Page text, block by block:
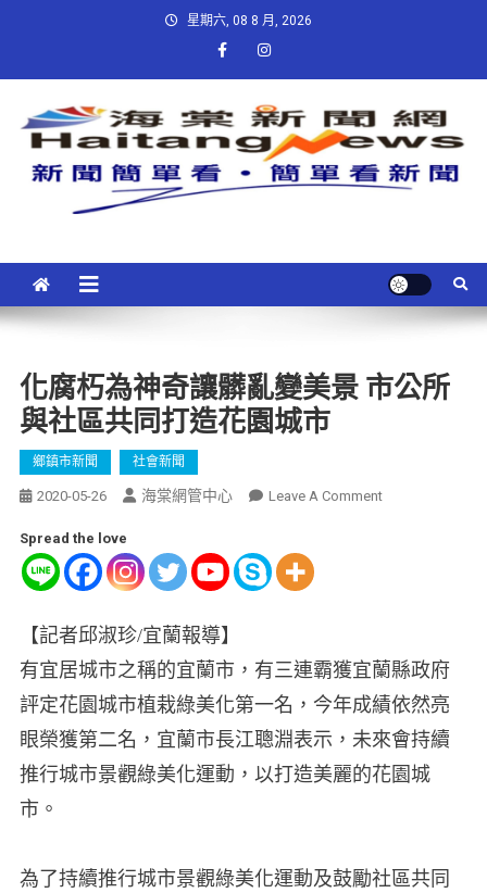
星期六, 08 8 月, 2026
化腐朽為神奇讓髒亂變美景 市公所
與社區共同打造花園城市
鄉鎮市新聞 社會新聞
2020-05-26 海棠網管中心 Leave A Comment
Spread the love
【記者邱淑珍/宜蘭報導】
有宜居城市之稱的宜蘭市，有三連霸獲宜蘭縣政府
評定花園城市植栽綠美化第一名，今年成績依然亮
眼榮獲第二名，宜蘭市長江聰淵表示，未來會持續
推行城市景觀綠美化運動，以打造美麗的花園城
市。
為了持續推行城市景觀綠美化運動及鼓勵社區共同